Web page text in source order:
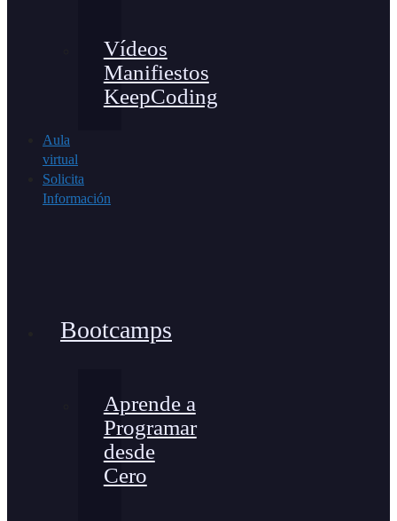
Vídeos
Manifiestos
KeepCoding
Aula
virtual
Solicita
Información
Bootcamps
Aprende a
Programar
desde
Cero